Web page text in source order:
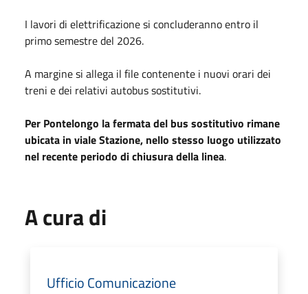
I lavori di elettrificazione si concluderanno entro il
primo semestre del 2026.​
A margine si allega il file contenente i nuovi orari dei
treni e dei relativi autobus sostitutivi.
Per Pontelongo la fermata del bus sostitutivo rimane
ubicata in viale Stazione, nello stesso luogo utilizzato
nel recente periodo di chiusura della linea.
A cura di
Ufficio Comunicazione